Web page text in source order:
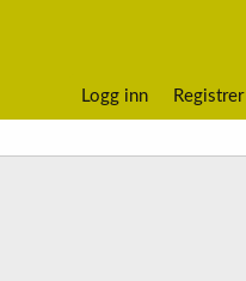
Logg inn Registrer